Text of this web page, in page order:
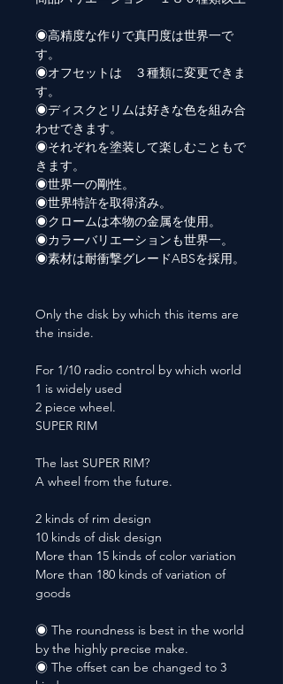
◉高精度な作りで真円度は世界一で
す。
◉オフセットは ３種類に変更できま
す。
◉ディスクとリムは好きな色を組み合
わせできます。
◉それぞれを塗装して楽しむこともで
きます。
◉世界一の剛性。
◉世界特許を取得済み。
◉クロームは本物の金属を使用。
◉カラーバリエーションも世界一。
◉素材は耐衝撃グレードABSを採用。
Only the disk by which this items are
the inside.
For 1/10 radio control by which world
1 is widely used
2 piece wheel.
SUPER RIM
The last SUPER RIM?
A wheel from the future.
2 kinds of rim design
10 kinds of disk design
More than 15 kinds of color variation
More than 180 kinds of variation of
goods
◉ The roundness is best in the world
by the highly precise make.
◉ The offset can be changed to 3